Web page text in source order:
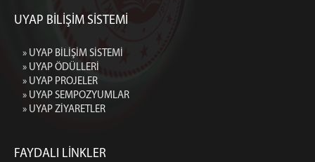
UYAP BİLİŞİM SİSTEMİ
» UYAP BİLİŞİM SİSTEMİ
» UYAP ÖDÜLLERİ
» UYAP PROJELER
» UYAP SEMPOZYUMLAR
» UYAP ZİYARETLER
FAYDALI LİNKLER